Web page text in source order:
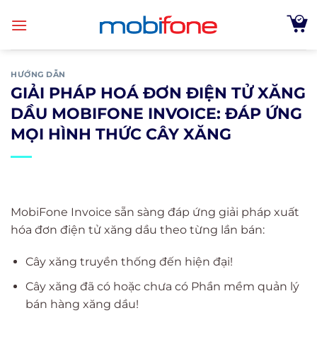
HƯỚNG DẪN
GIẢI PHÁP HOÁ ĐƠN ĐIỆN TỬ XĂNG
DẦU MOBIFONE INVOICE: ĐÁP ỨNG
MỌI HÌNH THỨC CÂY XĂNG
MobiFone Invoice sẵn sàng đáp ứng giải pháp xuất
hóa đơn điện tử xăng dầu theo từng lần bán:
Cây xăng truyền thống đến hiện đại!
Cây xăng đã có hoặc chưa có Phần mềm quản lý
bán hàng xăng dầu!